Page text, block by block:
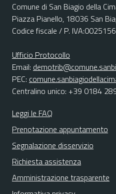
Comune di San Biagio della
Piazza Pianello, 18036 San
Codice fiscale / P.
Ufficio Protocollo
Email:
PEC:
Centralino unico: +39 0184
Leggi le FAQ
Prenotazione appuntamento
Segnalazione disservizio
Richiesta assistenza
Amministrazione trasparente